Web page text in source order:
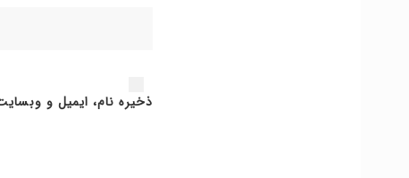
ذخیره نام، ایمیل و